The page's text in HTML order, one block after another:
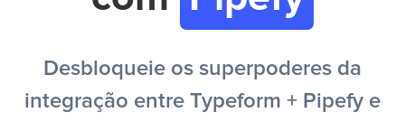
Desbloqueie os superpoderes da
integração entre Typeform + Pipefy e